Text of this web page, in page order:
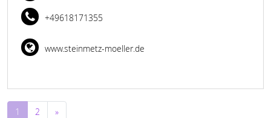
+49618171355
www.steinmetz-moeller.de
Beitragsnavigation
1 2 »